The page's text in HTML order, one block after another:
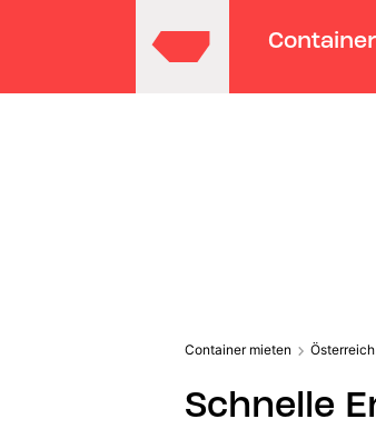
Container mieten Österreich
Schnelle